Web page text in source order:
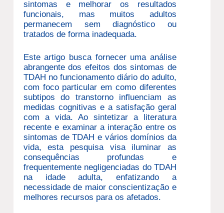
sintomas e melhorar os resultados
funcionais, mas muitos adultos
permanecem sem diagnóstico ou
tratados de forma inadequada.
Este artigo busca fornecer uma análise
abrangente dos efeitos dos sintomas de
TDAH no funcionamento diário do adulto,
com foco particular em como diferentes
subtipos do transtorno influenciam as
medidas cognitivas e a satisfação geral
com a vida. Ao sintetizar a literatura
recente e examinar a interação entre os
sintomas de TDAH e vários domínios da
vida, esta pesquisa visa iluminar as
consequências profundas e
frequentemente negligenciadas do TDAH
na idade adulta, enfatizando a
necessidade de maior conscientização e
melhores recursos para os afetados.